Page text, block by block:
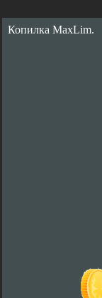
Копилка MaxLim.